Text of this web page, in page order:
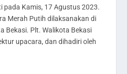
pada Kamis, 17 Agustus 2023.
Merah Putih dilaksanakan di
Bekasi. Plt. Walikota Bekasi
upacara, dan dihadiri oleh